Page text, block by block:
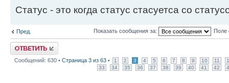
Статус - это когда статус стасуетса со
Пред. Показать сообщения за: Поле
Ответить
Сообщений: 630 • Страница 3 из 63 • 1 2 3 4 5 6 7 8 9 10 11
33
34 35 36 37 38 39 40 41 42